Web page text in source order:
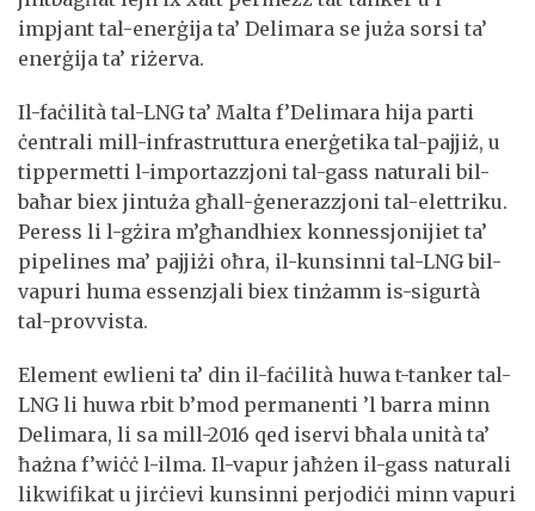
impjant tal-enerġija ta’ Delimara se juża sorsi ta’
enerġija ta’ riżerva.
Il-faċilità tal-LNG ta’ Malta f’Delimara hija parti
ċentrali mill-infrastruttura enerġetika tal-pajjiż, u
tippermetti l-importazzjoni tal-gass naturali bil-
baħar biex jintuża għall-ġenerazzjoni tal-elettriku.
Peress li l-gżira m’għandhiex konnessjonijiet ta’
pipelines ma’ pajjiżi oħra, il-kunsinni tal-LNG bil-
vapuri huma essenzjali biex tinżamm is-sigurtà
tal-provvista.
Element ewlieni ta’ din il-faċilità huwa t-tanker tal-
LNG li huwa rbit b’mod permanenti ’l barra minn
Delimara, li sa mill-2016 qed iservi bħala unità ta’
ħażna f’wiċċ l-ilma. Il-vapur jaħżen il-gass naturali
likwifikat u jirċievi kunsinni perjodiċi minn vapuri